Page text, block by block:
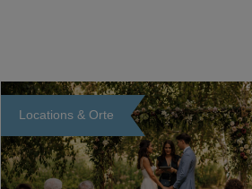
Locations & Orte